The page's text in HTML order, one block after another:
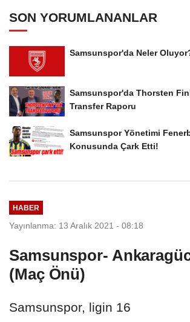
SON YORUMLANANLAR
Samsunspor'da Neler
Samsunspor'da Thorsten
Transfer Raporu
Samsunspor Yönetimi
Konusunda Çark Etti!
HABER
Yayınlanma: 13 Aralık 2021 - 08:18
Samsunspor-
(Maç Önü)
Samsunspor, ligin 16